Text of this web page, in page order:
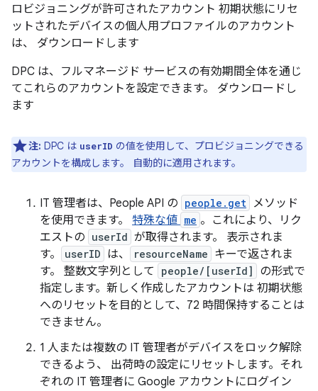
ロビジョニングが許可されたアカウント 初期状態にリセ
ットされたデバイスの個人用プロファイルのアカウント
は、 ダウンロードします
DPC は、フルマネージド サービスの有効期間全体を通じ
てこれらのアカウントを設定できます。 ダウンロードし
ます
注: DPC は userID の値を使用して、プロビジョニングできる
アカウントを構成します。 自動的に適用されます。
IT 管理者は、People API の people.get メソッド
を使用できます。 特殊な値 me 。これにより、リク
エストの userId が取得されます。 表示されま
す。
userID は、 resourceName キーで返されま
す。 整数文字列として
people/[userId]
の形式で
指定します。新しく作成したアカウントは 初期状態
へのリセットを目的として、72 時間保持することは
できません。
1 人または複数の IT 管理者がデバイスをロック解除
できるよう、 出荷時の設定にリセットします。それ
ぞれの IT 管理者に Google アカウントにログイン